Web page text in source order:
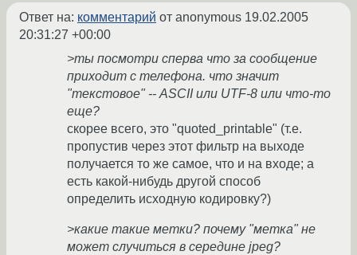
Ответ на: комментарий от anonymous 19.02.2005
20:31:27 +00:00
>ты посмотри сперва что за сообщение
приходит с телефона. что значит
"текстовое" -- ASCII или UTF-8 или что-то
еще?
скорее всего, это "quoted_printable" (т.е.
пропустив через этот фильтр на выходе
получается то же самое, что и на входе; а
есть какой-нибудь другой способ
определить исходную кодировку?)
>какие такие метки? почему "метка" не
может случиться в середине jpeg?